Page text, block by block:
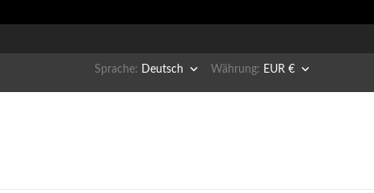
Sprache: Deutsch  Währung: EUR € 